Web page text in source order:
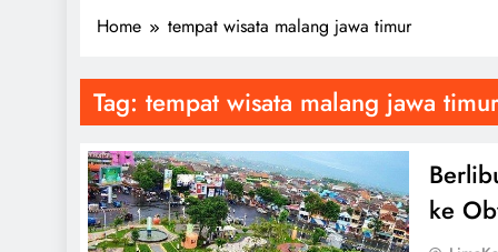
Home tempat wisata malang jawa timur
Tag: tempat wisata malang jawa timur
ke